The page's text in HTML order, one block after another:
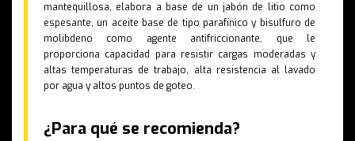
mantequillosa, elabora a base de un jabón de litio como
espesante, un aceite base de tipo parafínico y bisulfuro de
molibdeno como agente antifriccionante, que le
proporciona capacidad para resistir cargas moderadas y
altas temperaturas de trabajo, alta resistencia al lavado
por agua y altos puntos de goteo.
¿Para qué se recomienda?